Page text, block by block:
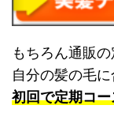
もちろん通販
自分の髪の毛に
初回で定期コ